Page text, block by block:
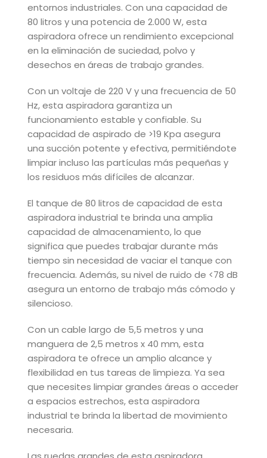
entornos industriales. Con una capacidad de
80 litros y una potencia de 2.000 W, esta
aspiradora ofrece un rendimiento excepcional
en la eliminación de suciedad, polvo y
desechos en áreas de trabajo grandes.
Con un voltaje de 220 V y una frecuencia de 50
Hz, esta aspiradora garantiza un
funcionamiento estable y confiable. Su
capacidad de aspirado de >19 Kpa asegura
una succión potente y efectiva, permitiéndote
limpiar incluso las partículas más pequeñas y
los residuos más difíciles de alcanzar.
El tanque de 80 litros de capacidad de esta
aspiradora industrial te brinda una amplia
capacidad de almacenamiento, lo que
significa que puedes trabajar durante más
tiempo sin necesidad de vaciar el tanque con
frecuencia. Además, su nivel de ruido de <78 dB
asegura un entorno de trabajo más cómodo y
silencioso.
Con un cable largo de 5,5 metros y una
manguera de 2,5 metros x 40 mm, esta
aspiradora te ofrece un amplio alcance y
flexibilidad en tus tareas de limpieza. Ya sea
que necesites limpiar grandes áreas o acceder
a espacios estrechos, esta aspiradora
industrial te brinda la libertad de movimiento
necesaria.